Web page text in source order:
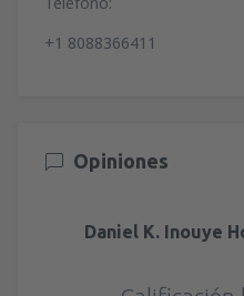
+1 8088366411
Opiniones
Daniel K. Inouye